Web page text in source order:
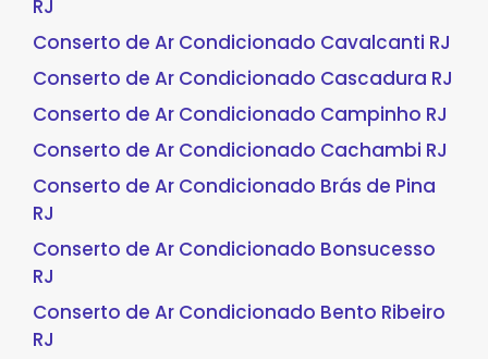
RJ
Conserto de Ar Condicionado Cavalcanti RJ
Conserto de Ar Condicionado Cascadura RJ
Conserto de Ar Condicionado Campinho RJ
Conserto de Ar Condicionado Cachambi RJ
Conserto de Ar Condicionado Brás de Pina
RJ
Conserto de Ar Condicionado Bonsucesso
RJ
Conserto de Ar Condicionado Bento Ribeiro
RJ